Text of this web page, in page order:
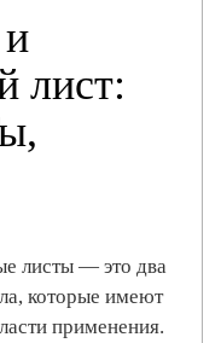
лист:
листы — это два
которые имеют
применения.